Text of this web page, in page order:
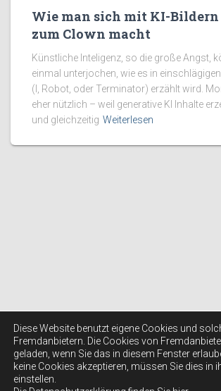
Wie man sich mit KI-Bildern
zum Clown macht
Künstliche Inteligenz, so die große Angst,
einmal unterjochen, wie es in
(I, Robot, oder Terminator) erzählt wird.
eher nützlich – weil generative KI Inhalte
und gleichzeitig Weiterlesen
Diese Website benutzt eigene Cookies und
Fremdanbietern. Die Cookies von
geladen, wenn Sie das in diesem Fenster
keine Cookies akzeptieren, müssen Sie dies in
einstellen.